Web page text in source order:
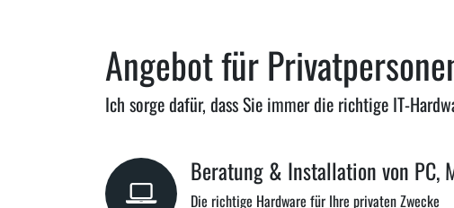
Angebot für
Ich sorge dafür, dass Sie immer die richtige IT-
Beratung & Installation von PC,
Die richtige Hardware für Ihre privaten Zwecke